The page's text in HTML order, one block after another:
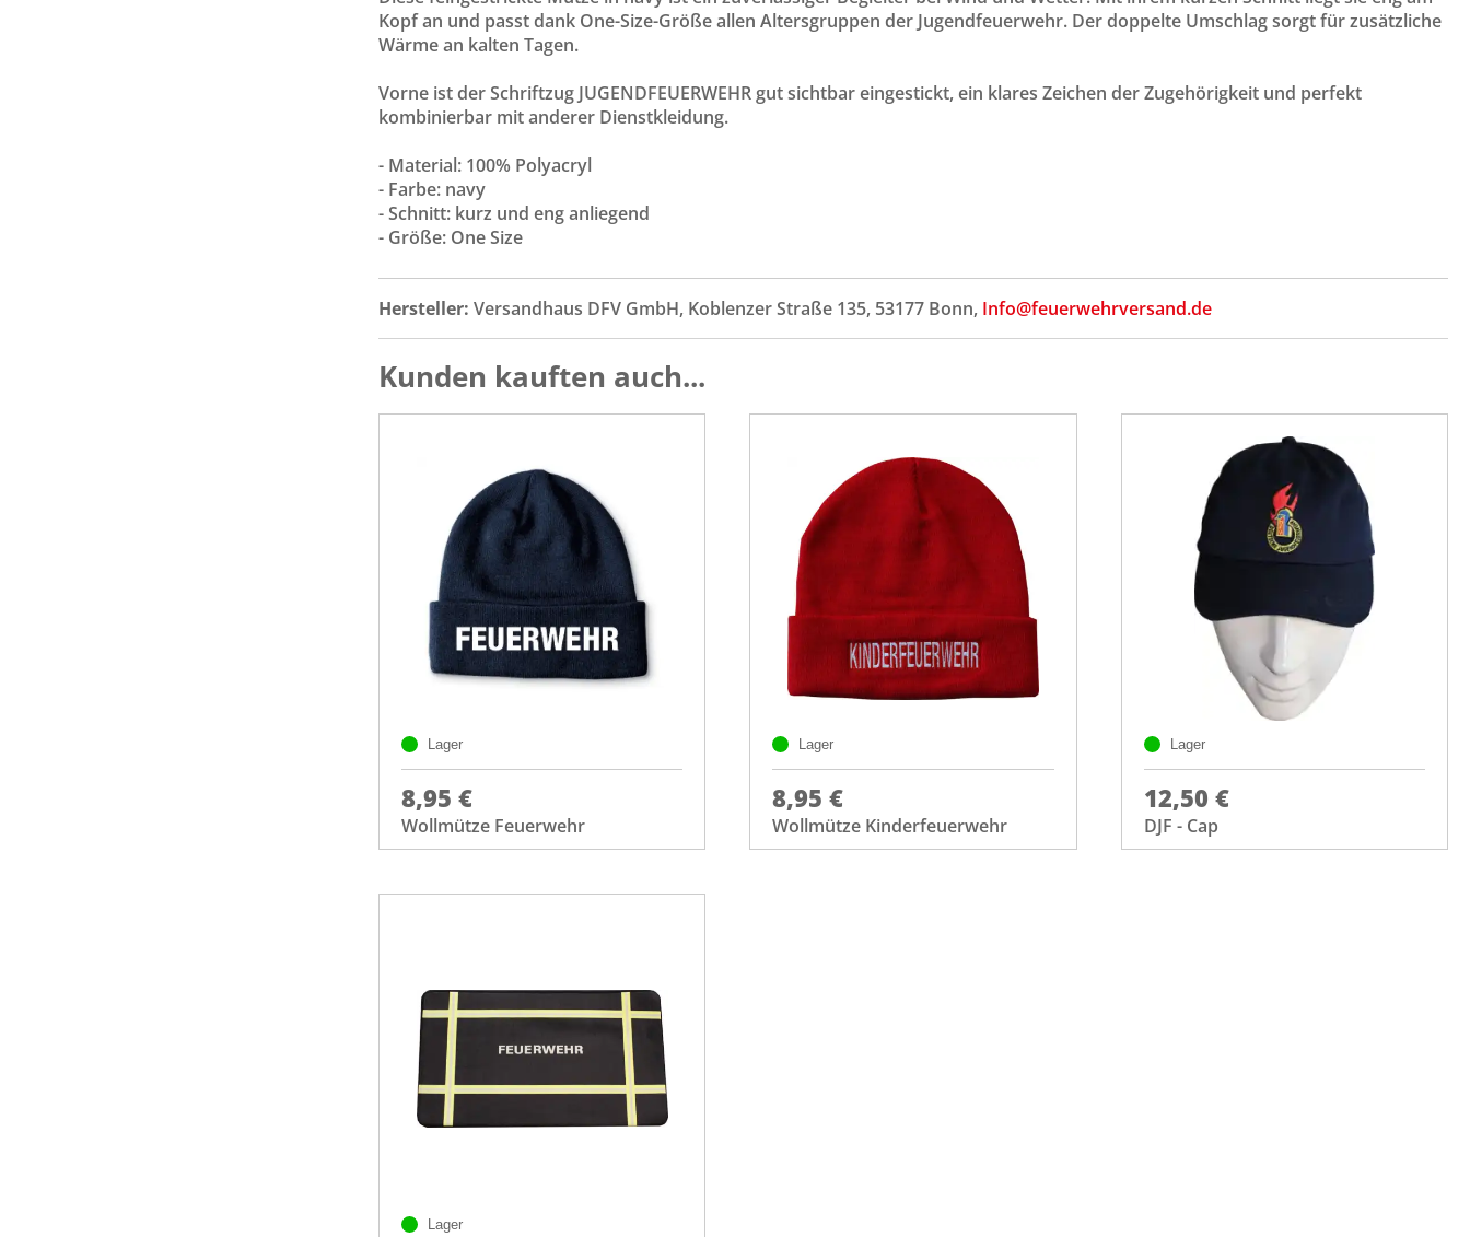
Kopf an und passt dank One-Size-Größe allen Altersgruppen der Jugendfeuerwehr. Der doppelte Umschlag sorgt für zusätzliche
Wärme an kalten Tagen.
Vorne ist der Schriftzug JUGENDFEUERWEHR gut sichtbar eingestickt, ein klares Zeichen der Zugehörigkeit und perfekt
kombinierbar mit anderer Dienstkleidung.
- Material: 100% Polyacryl
- Farbe: navy
- Schnitt: kurz und eng anliegend
- Größe: One Size
Hersteller: Versandhaus DFV GmbH, Koblenzer Straße 135, 53177 Bonn, Info@feuerwehrversand.de
Kunden kauften auch...
Lager
8,95 €
Wollmütze Feuerwehr
Lager
8,95 €
Wollmütze Kinderfeuerwehr
Lager
12,50 €
DJF - Cap
Lager